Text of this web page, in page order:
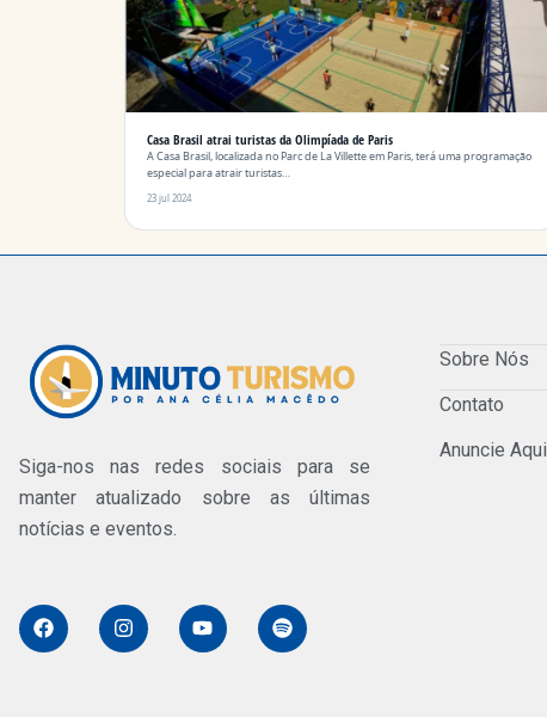
Casa Brasil atrai turistas da Olimpíada de Paris
A Casa Brasil, localizada no Parc de La Villette em Paris, terá uma programação
especial para atrair turistas…
23 jul 2024
Siga-nos nas redes sociais para se
manter atualizado sobre as últimas
notícias e eventos.
Sobre Nós
Contato
Anuncie Aqui